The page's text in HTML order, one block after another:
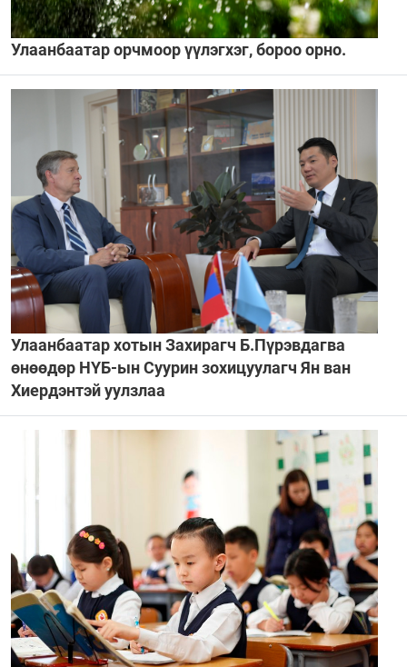
Улаанбаатар орчмоор үүлэгхэг, бороо орно.
Улаанбаатар хотын Захирагч Б.Пүрэвдагва
өнөөдөр НҮБ-ын Суурин зохицуулагч Ян ван
Хиердэнтэй уулзлаа